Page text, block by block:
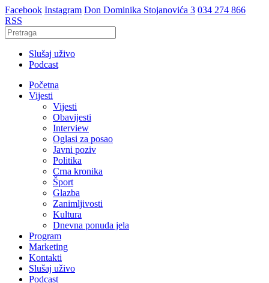
Facebook Instagram Don Dominika Stojanovića 3 034 274 866
RSS
Slušaj uživo
Podcast
Početna
Vijesti
Vijesti
Obavijesti
Interview
Oglasi za posao
Javni poziv
Politika
Crna kronika
Šport
Glazba
Zanimljivosti
Kultura
Dnevna ponuda jela
Program
Marketing
Kontakti
Slušaj uživo
Podcast